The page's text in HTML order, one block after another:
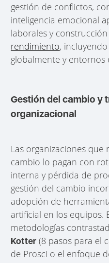
gestión de conflictos,
inteligencia emocional
laborales y
rendimiento,
globalmente y
Gestión del cambio y
organizacional
Las organizaciones que
cambio lo pagan con
interna y pérdida de
gestión del cambio
adopción de
artificial en los equipos.
metodologías
Kotter (8 pasos para el
de Prosci o el enfoque